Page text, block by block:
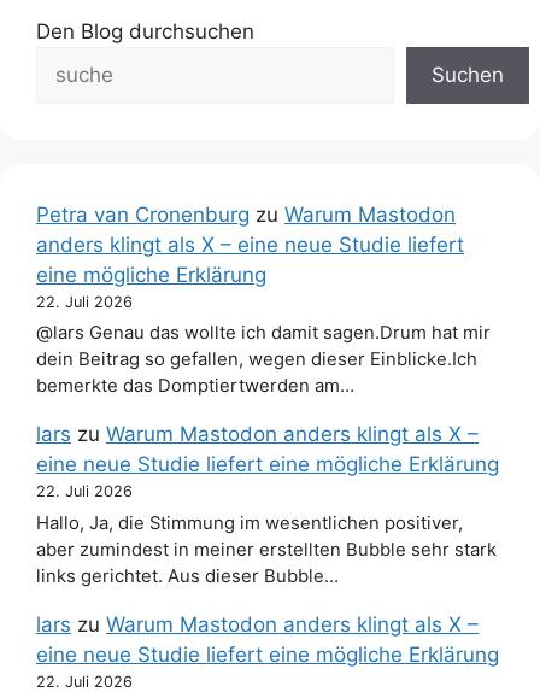
Den Blog durchsuchen
Suchen
Petra van Cronenburg zu Warum Mastodon
anders klingt als X – eine neue Studie liefert
eine mögliche Erklärung
22. Juli 2026
@lars Genau das wollte ich damit sagen.Drum hat mir
dein Beitrag so gefallen, wegen dieser Einblicke.Ich
bemerkte das Domptiertwerden am…
lars zu Warum Mastodon anders klingt als X –
eine neue Studie liefert eine mögliche Erklärung
22. Juli 2026
Hallo, Ja, die Stimmung im wesentlichen positiver,
aber zumindest in meiner erstellten Bubble sehr stark
links gerichtet. Aus dieser Bubble…
lars zu Warum Mastodon anders klingt als X –
eine neue Studie liefert eine mögliche Erklärung
22. Juli 2026